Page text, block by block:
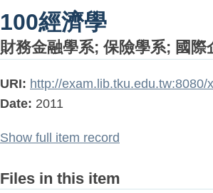
100經濟學
財務金融學系; 保險學系; 國際
URI: http://
Date: 2011
Show full item record
Files in this item